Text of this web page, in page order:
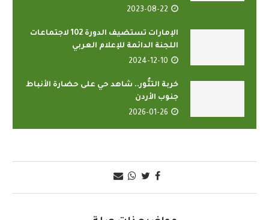
2023-08-22
الإمارات تستضيف الدورة 102 لاجتماعات
اللجنة الدائمة للإعلام العربي
2024-12-10
خربة التنُّور.. شاهد حي على حضارة الأنباط
جنوب الأردن
2026-01-26